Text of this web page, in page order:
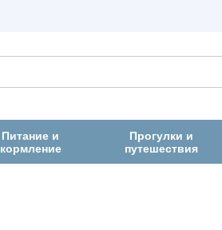
Питание и
кормление
Прогулки и
путешествия